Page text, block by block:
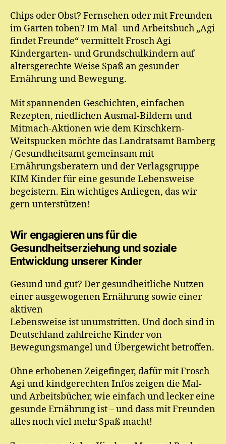
Chips oder Obst? Fernsehen oder mit Freunden
im Garten toben? Im Mal- und Arbeitsbuch „Agi
findet Freunde“ vermittelt Frosch Agi
Kindergarten- und Grundschulkindern auf
altersgerechte Weise Spaß an gesunder
Ernährung und Bewegung.
Mit spannenden Geschichten, einfachen
Rezepten, niedlichen Ausmal-Bildern und
Mitmach-Aktionen wie dem Kirschkern-
Weitspucken möchte das Landratsamt Bamberg
/ Gesundheitsamt gemeinsam mit
Ernährungsberatern und der Verlagsgruppe
KIM Kinder für eine gesunde Lebensweise
begeistern. Ein wichtiges Anliegen, das wir
gern unterstützen!
Wir engagieren uns für die
Gesundheitserziehung und soziale
Entwicklung unserer Kinder
Gesund und gut? Der gesundheitliche Nutzen
einer ausgewogenen Ernährung sowie einer
aktiven
Lebensweise ist unumstritten. Und doch sind in
Deutschland zahlreiche Kinder von
Bewegungsmangel und Übergewicht betroffen.
Ohne erhobenen Zeigefinger, dafür mit Frosch
Agi und kindgerechten Infos zeigen die Mal-
und Arbeitsbücher, wie einfach und lecker eine
gesunde Ernährung ist – und dass mit Freunden
alles noch viel mehr Spaß macht!